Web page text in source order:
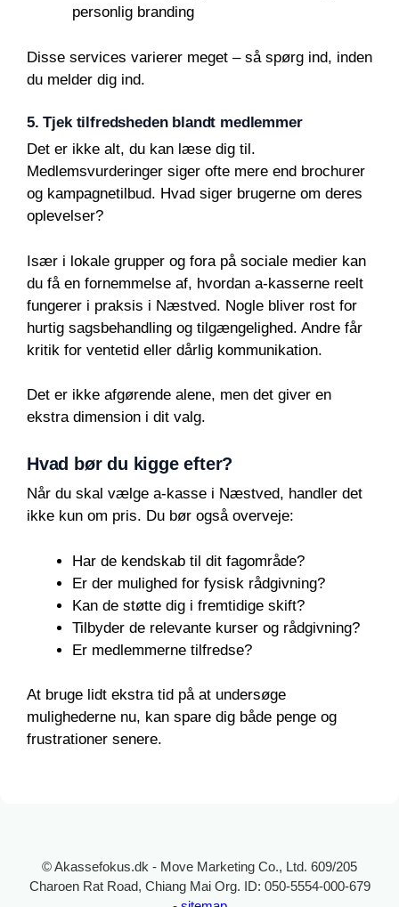
personlig branding
Disse services varierer meget – så spørg ind, inden
du melder dig ind.
5. Tjek tilfredsheden blandt medlemmer
Det er ikke alt, du kan læse dig til.
Medlemsvurderinger siger ofte mere end brochurer
og kampagnetilbud. Hvad siger brugerne om deres
oplevelser?
Især i lokale grupper og fora på sociale medier kan
du få en fornemmelse af, hvordan a-kasserne reelt
fungerer i praksis i Næstved. Nogle bliver rost for
hurtig sagsbehandling og tilgængelighed. Andre får
kritik for ventetid eller dårlig kommunikation.
Det er ikke afgørende alene, men det giver en
ekstra dimension i dit valg.
Hvad bør du kigge efter?
Når du skal vælge a-kasse i Næstved, handler det
ikke kun om pris. Du bør også overveje:
Har de kendskab til dit fagområde?
Er der mulighed for fysisk rådgivning?
Kan de støtte dig i fremtidige skift?
Tilbyder de relevante kurser og rådgivning?
Er medlemmerne tilfredse?
At bruge lidt ekstra tid på at undersøge
mulighederne nu, kan spare dig både penge og
frustrationer senere.
© Akassefokus.dk - Move Marketing Co., Ltd. 609/205
Charoen Rat Road, Chiang Mai Org. ID: 050-5554-000-679